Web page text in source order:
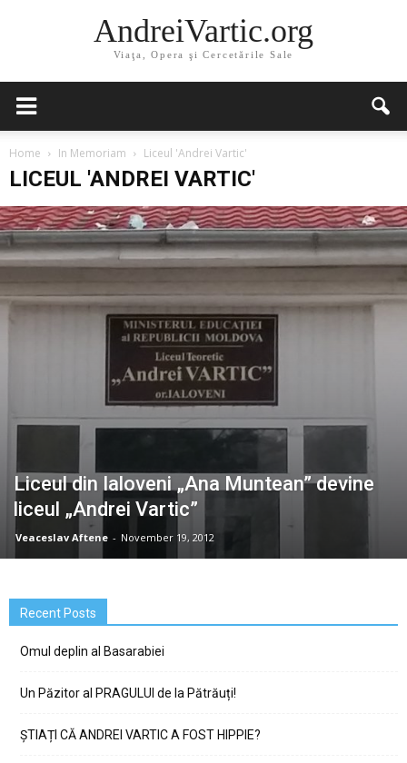
AndreiVartic.org
Viaţa, Opera şi Cercetările Sale
Home In Memoriam Liceul 'Andrei Vartic'
LICEUL 'ANDREI VARTIC'
Liceul din Ialoveni „Ana Muntean” devine
liceul „Andrei Vartic”
Veaceslav Aftene - November 19, 2012
Recent Posts
Omul deplin al Basarabiei
Un Păzitor al PRAGULUI de la Pătrăuți!
ȘTIAȚI CĂ ANDREI VARTIC A FOST HIPPIE?